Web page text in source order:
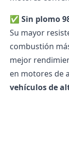
✅ Sin plomo
Su mayor
combustión
mejor
en motores de
vehículos de